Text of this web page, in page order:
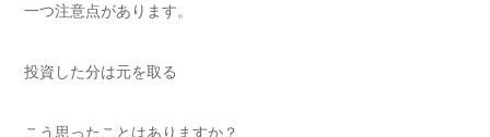
一つ注意点があります。
投資した分は元を取る
こう思ったことはありますか？